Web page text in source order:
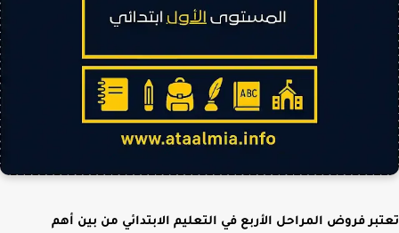
تعتبر فروض المراحل الأربع في التعليم الابتدائي من بين أهم